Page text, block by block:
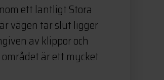
ett lantligt Stora
vägen tar slut ligger
av klippor och
är ett mycket